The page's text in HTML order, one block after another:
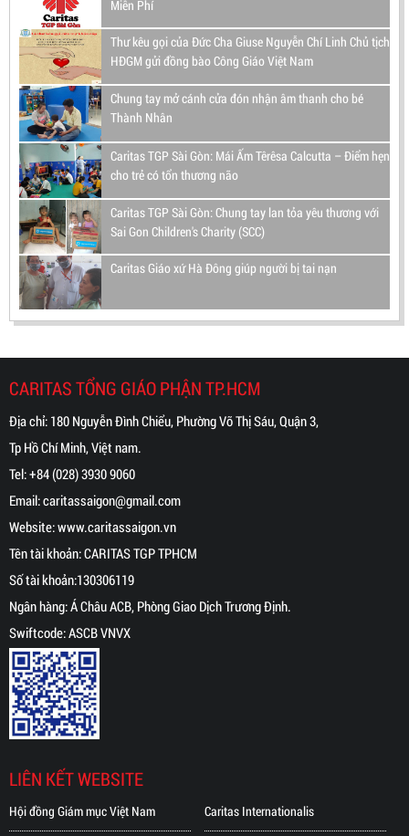
Miễn Phí
Thư kêu gọi của Đức Cha Giuse Nguyễn Chí Linh Chủ tịch
HĐGM gửi đồng bào Công Giáo Việt Nam
Chung tay mở cánh cửa đón nhận âm thanh cho bé
Thành Nhân
Caritas TGP Sài Gòn: Mái Ấm Têrêsa Calcutta – Điểm hẹn
cho trẻ có tổn thương não
Caritas TGP Sài Gòn: Chung tay lan tỏa yêu thương với
Sai Gon Children's Charity (SCC)
Caritas Giáo xứ Hà Đông giúp người bị tai nạn
CARITAS TỔNG GIÁO PHẬN TP.HCM
Địa chỉ: 180 Nguyễn Đình Chiểu, Phường Võ Thị Sáu, Quận 3,
Tp Hồ Chí Minh, Việt nam.
Tel:+84 (028) 3930 9060
Email:caritassaigon@gmail.com
Website:www.caritassaigon.vn
Tên tài khoản: CARITAS TGP TPHCM
Số tài khoản:130306119
Ngân hàng: Á Châu ACB, Phòng Giao Dịch Trương Định.
Swiftcode: ASCB VNVX
LIÊN KẾT WEBSITE
Hội đồng Giám mục Việt Nam Caritas Internationalis